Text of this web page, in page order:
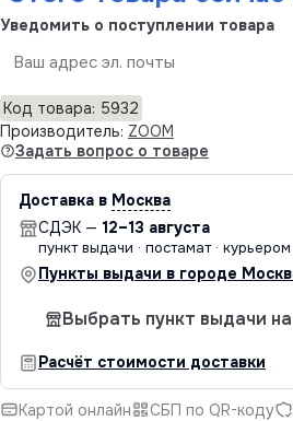
Уведомить о поступлении товара
Код товара: 5932
Производитель: ZOOM
Задать вопрос о товаре
Доставка в Москва
СДЭК — 12–13 августа
пункт выдачи · постамат · курьером
Пункты выдачи в городе
Выбрать пункт выдачи
Расчёт стоимости доставки
Картой онлайн СБП по QR-коду